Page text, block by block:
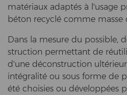
matériaux adaptés à l'usage
béton recyclé comme masse
Dans la me­su­re du pos­si­ble,
struc­tion per­met­tant de
d'une déconstruction
intégralité ou sous forme de
été choi­sies ou développées